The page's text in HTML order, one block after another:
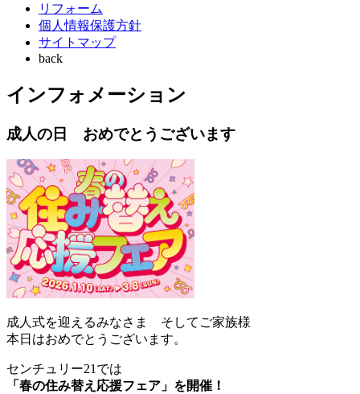
リフォーム
個人情報保護方針
サイトマップ
back
インフォメーション
成人の日 おめでとうございます
成人式を迎えるみなさま そしてご家族様
本日はおめでとうございます。
センチュリー21では
「春の住み替え応援フェア」を開催！